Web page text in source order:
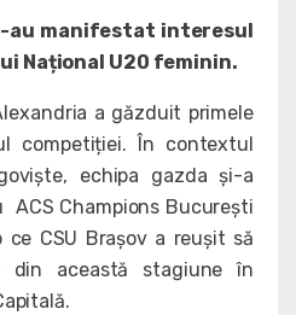
au manifestat interesul
Național U20 feminin.
a găzduit primele
competiției. În contextul
echipa gazda și-a
Champions București
ce CSU Brașov a reușit să
din această stagiune în